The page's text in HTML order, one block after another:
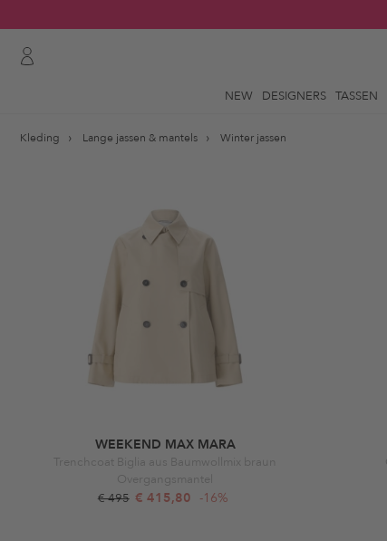
NEW DESIGNERS TASSEN
Kleding Lange jassen & mantels Winter jassen
WEEKEND MAX MARA
Trenchcoat Biglia aus Baumwollmix braun
Overgangsmantel
€ 495 € 415,80 -16%